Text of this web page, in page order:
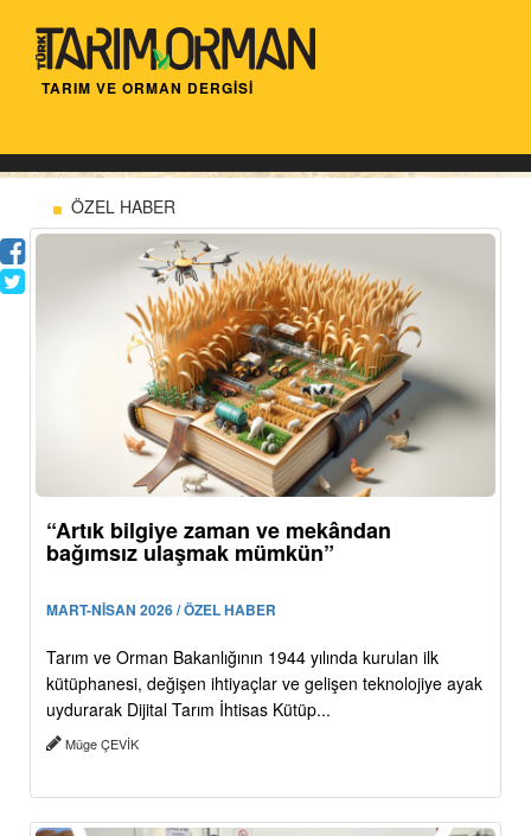
TARIM VE ORMAN DERGİSİ
ÖZEL HABER
“Artık bilgiye zaman ve mekândan
bağımsız ulaşmak mümkün”
MART-NİSAN 2026 / ÖZEL HABER
Tarım ve Orman Bakanlığının 1944 yılında kurulan ilk
kütüphanesi, değişen ihtiyaçlar ve gelişen teknolojiye ayak
uydurarak Dijital Tarım İhtisas Kütüp...
Müge ÇEVİK